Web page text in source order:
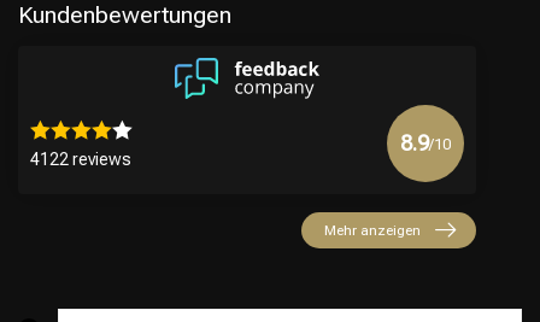
Kundenbewertungen
4122 reviews
8.9/10
Mehr anzeigen